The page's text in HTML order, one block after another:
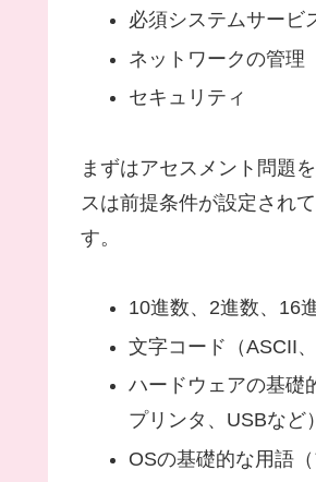
必須システムサービ
ネットワークの管理
セキュリティ
まずはアセスメント問題
スは前提条件が設定され
す。
10進数、2進数、16
文字コード（ASCII
ハードウェアの基礎
プリンタ、USBなど
OSの基礎的な用語